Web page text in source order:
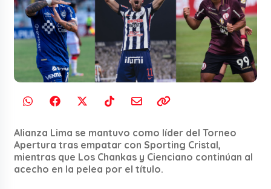
Alianza Lima se mantuvo como líder del Torneo
Apertura tras empatar con Sporting Cristal,
mientras que Los Chankas y Cienciano continúan al
acecho en la pelea por el título.